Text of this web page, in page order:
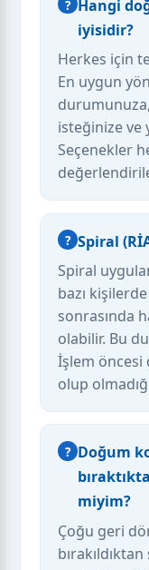
Hangi
iyisidir?
Herkes için
En uygun
isteğinize ve
Seçenekler
Spiral
Spiral
bazı
sonrasında
olabilir. Bu
İşlem öncesi
olup
Doğum
miyim?
Çoğu geri